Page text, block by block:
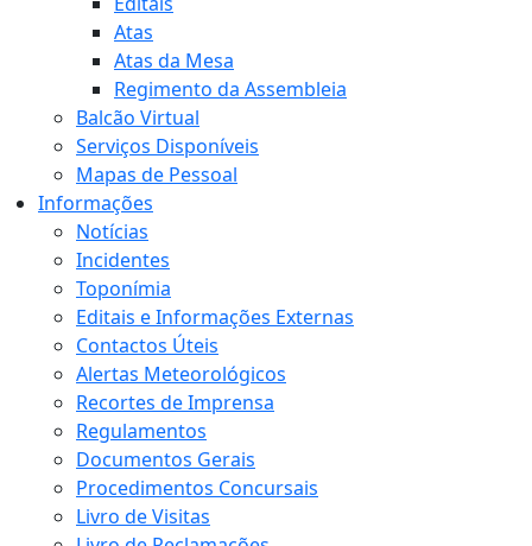
Atas
Atas da Mesa
Regimento da Assembleia
Balcão Virtual
Serviços Disponíveis
Mapas de Pessoal
Informações
Notícias
Incidentes
Toponímia
Editais e Informações Externas
Contactos Úteis
Alertas Meteorológicos
Recortes de Imprensa
Regulamentos
Documentos Gerais
Procedimentos Concursais
Livro de Visitas